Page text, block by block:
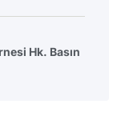
Hk. Basın